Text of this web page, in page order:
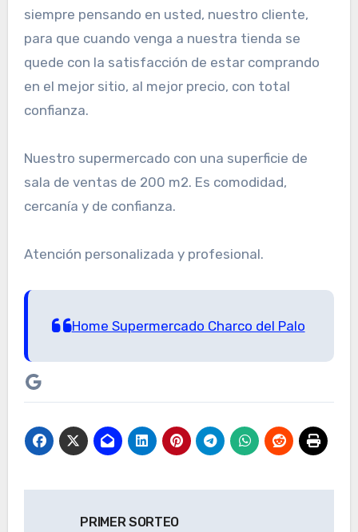
siempre pensando en usted, nuestro cliente,
para que cuando venga a nuestra tienda se
quede con la satisfacción de estar comprando
en el mejor sitio, al mejor precio, con total
confianza.
Nuestro supermercado con una superficie de
sala de ventas de 200 m2. Es comodidad,
cercanía y de confianza.
Atención personalizada y profesional.
Home Supermercado Charco del Palo
Google
PRIMER SORTEO